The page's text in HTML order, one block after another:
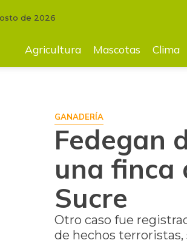
denunció el robo de 31 reses en una finca de
de 2026
Agricultura Mascotas Clima
GANADERÍA
Fedegan
una finca
Sucre
Otro caso fue
de hechos